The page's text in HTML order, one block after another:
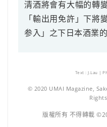
清酒將會有大幅的轉
「輸出用免許」下將
参入」之下日本酒業
Text : J.Lau |
© 2020 UMAI Magazine,
版權所有 不得轉載